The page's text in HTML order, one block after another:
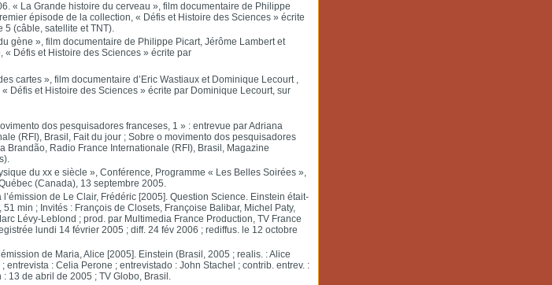
« La Grande histoire du cerveau », film documentaire de Philippe
épisode de la collection, « Défis et Histoire des Sciences » écrite
5 (câble, satellite et TNT).
gène », film documentaire de Philippe Picart, Jérôme Lambert et
Défis et Histoire des Sciences » écrite par
cartes », film documentaire d’Eric Wastiaux et Dominique Lecourt ,
Défis et Histoire des Sciences » écrite par Dominique Lecourt, sur
dos pesquisadores franceses, 1 » : entrevue par Adriana
(RFI), Brasil, Fait du jour ; Sobre o movimento dos pesquisadores
Brandão, Radio France Internationale (RFI), Brasil, Magazine
du xx e siècle », Conférence, Programme « Les Belles Soirées »,
(Canada), 13 septembre 2005.
de Le Clair, Frédéric [2005]. Question Science. Einstein était-
min ; Invités : François de Closets, Françoise Balibar, Michel Paty,
Lévy-Leblond ; prod. par Multimedia France Production, TV France
lundi 14 février 2005 ; diff. 24 fév 2006 ; rediffus. le 12 octobre
de Maria, Alice [2005]. Einstein (Brasil, 2005 ; realis. : Alice
entrevista : Celia Perone ; entrevistado : John Stachel ; contrib. entrev. :
13 de abril de 2005 ; TV Globo, Brasil.